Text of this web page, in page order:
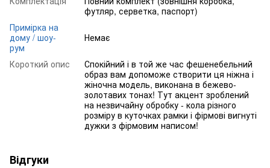
футляр, серветка, паспорт)
Примірка на
дому / шоу-
рум
Немає
Короткий опис
Спокійний і в той же час фешенебельний
образ вам допоможе створити ця ніжна і
жіночна модель, виконана в бежево-
золотавих тонах! Тут акцент зроблений
на незвичайну обробку - кола різного
розміру в куточках рамки і фірмові вигнуті
дужки з фірмовим написом!
Відгуки